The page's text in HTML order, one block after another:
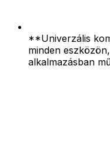
**Univerzális
minden
alkalmazásban